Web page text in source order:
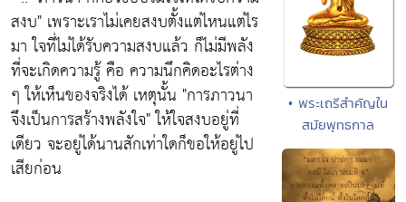
สงบ" เพราะเราไม่เคยสงบตั้งแต่ไหนแต่ไร
มา ใจที่ไม่ได้รับความสงบแล้ว ก็ไม่มีพลัง
ที่จะเกิดความรู้ คือ ความนึกคิดอะไรต่าง
ๆ ให้เห็นของจริงได้ เหตุนั้น "การภาวนา
จึงเป็นการสร้างพลังใจ"ให้ใจสงบอยู่ที่
เดียว จะอยู่ได้นานสักเท่าใดก็ขอให้อยู่ไป
เสียก่อน
• พระเถรีสำคัญใน
สมัยพุทธกาล